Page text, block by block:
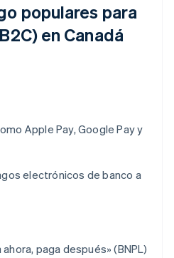
populares para
en Canadá
Apple Pay, Google Pay y
electrónicos de banco a
paga después» (BNPL)